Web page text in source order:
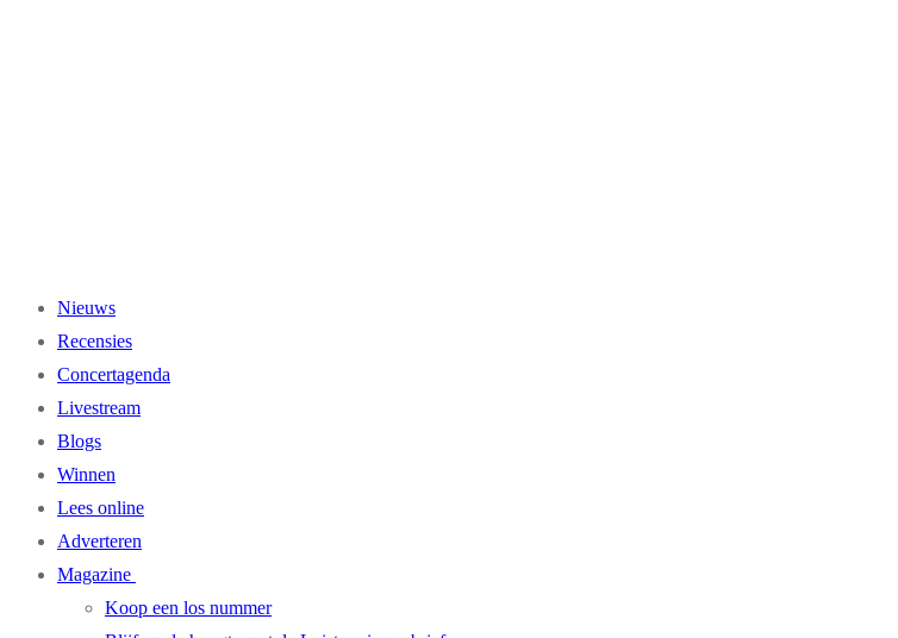
Nieuws
Recensies
Concertagenda
Livestream
Blogs
Winnen
Lees online
Adverteren
Magazine
Koop een los nummer